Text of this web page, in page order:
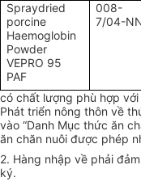
Spraydried
porcine
Haemoglobin
Powder
VEPRO 95
PAF
008-
7/04-
có chất lượng phù hợp
Phát triển nông thôn về
vào “Danh Mục thức ăn
ăn chăn nuôi được phép
2. Hàng nhập về phải
ký.